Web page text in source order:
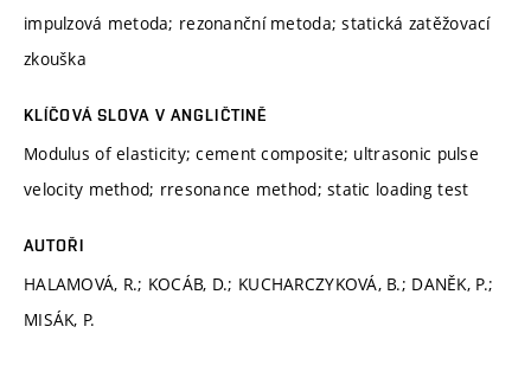
impulzová metoda; rezonanční metoda; statická zatěžovací
zkouška
KLÍČOVÁ SLOVA V ANGLIČTINĚ
Modulus of elasticity; cement composite; ultrasonic pulse
velocity method; rresonance method; static loading test
AUTOŘI
HALAMOVÁ, R.; KOCÁB, D.; KUCHARCZYKOVÁ, B.; DANĚK, P.;
MISÁK, P.